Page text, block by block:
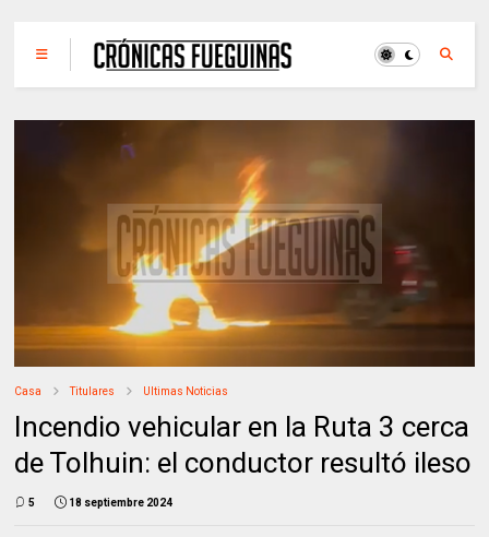
Casa Titulares Ultimas Noticias
Incendio vehicular en la Ruta 3 cerca
de Tolhuin: el conductor resultó ileso
5 18 septiembre 2024